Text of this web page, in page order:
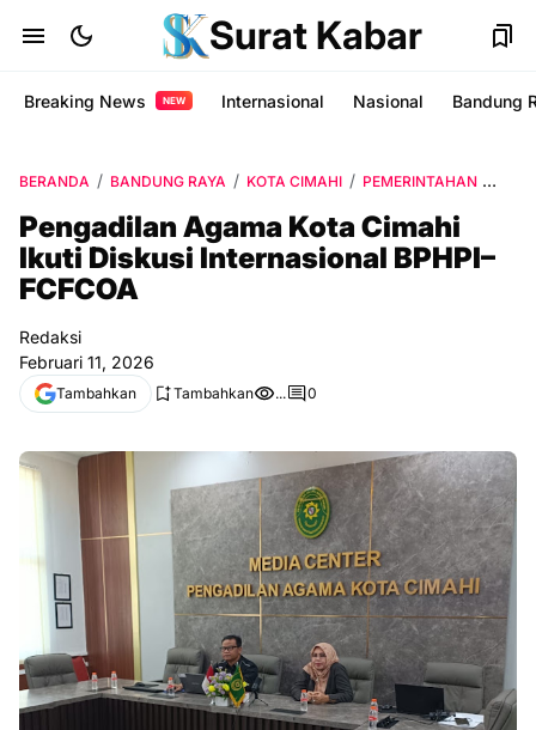
Surat Kabar
Breaking News NEW Internasional Nasional Bandung
BERANDA BANDUNG RAYA KOTA CIMAHI PEMERINTAHAN
Pengadilan Agama Kota Cimahi
Ikuti Diskusi Internasional BPHPI–
FCFCOA
Redaksi
Februari 11, 2026
Tambahkan Tambahkan ... 0